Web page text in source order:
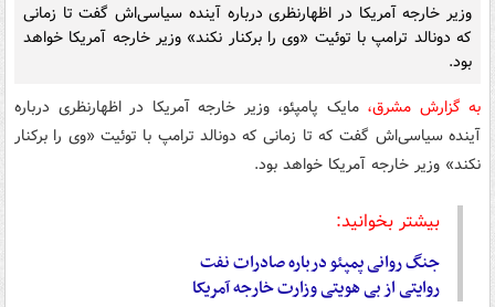
وزیر خارجه آمریکا در اظهارنظری درباره آینده سیاسی‌اش گفت تا زمانی
که دونالد ترامپ با توئیت «وی را برکنار نکند» وزیر خارجه آمریکا خواهد
بود.
به گزارش مشرق، مایک پامپئو، وزیر خارجه آمریکا در اظهارنظری درباره
آینده سیاسی‌اش گفت که تا زمانی که دونالد ترامپ با توئیت «وی را برکنار
نکند» وزیر خارجه آمریکا خواهد بود.
بیشتر بخوانید:
جنگ روانی پمپئو درباره صادرات نفت
روایتی از بی هویتی وزارت خارجه آمریکا